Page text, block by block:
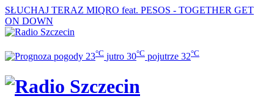
SŁUCHAJ TERAZ MIQRO feat. PESOS - TOGETHER GET
ON DOWN
23°C jutro 30°C pojutrze 32°C